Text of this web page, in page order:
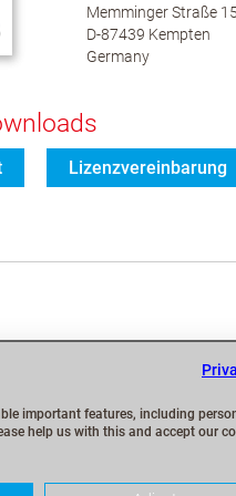
Memminger Straße
D-87439 Kempten
Germany
Lizenzvereinbarung
(AGB)
Häufige
Security
Kontakt /
important features, including
help us with this and accept our